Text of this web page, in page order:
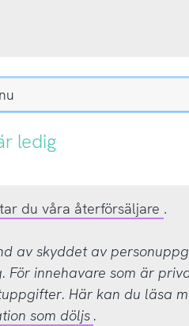
ledig
du våra återförsäljare .
av skyddet av
För innehavare som är
Här kan du läsa
som döljs .